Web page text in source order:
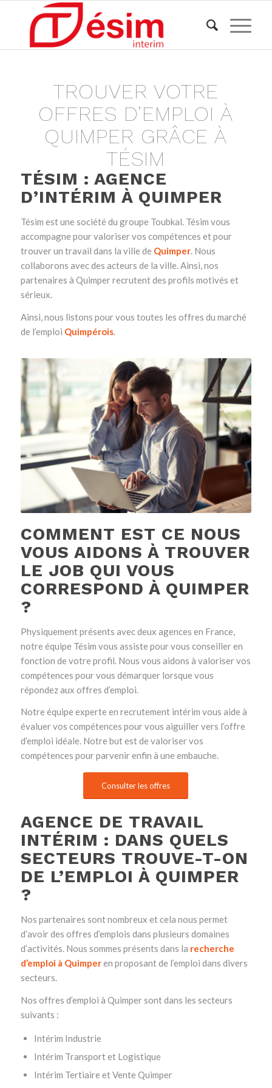
TROUVER VOTRE
OFFRES D’EMPLOI À
QUIMPER GRÂCE À
TÉSIM
TÉSIM : AGENCE
D’INTÉRIM À QUIMPER
Tésim est une société du groupe Toubkal. Tésim vous
accompagne pour valoriser vos compétences et pour
trouver un travail dans la ville de Quimper. Nous
collaborons avec des acteurs de la ville. Ainsi, nos
partenaires à Quimper recrutent des profils motivés et
sérieux.
Ainsi, nous listons pour vous toutes les offres du marché
de l’emploi Quimpérois.
COMMENT EST CE NOUS
VOUS AIDONS À TROUVER
LE JOB QUI VOUS
CORRESPOND À QUIMPER
?
Physiquement présents avec deux agences en France,
notre équipe Tésim vous assiste pour vous conseiller en
fonction de votre profil. Nous vous aidons à valoriser vos
compétences pour vous démarquer lorsque vous
répondez aux offres d’emploi.
Notre équipe experte en recrutement intérim vous aide à
évaluer vos compétences pour vous aiguiller vers l’offre
d’emploi idéale. Notre but est de valoriser vos
compétences pour parvenir enfin à une embauche.
Consulter les offres
AGENCE DE TRAVAIL
INTÉRIM : DANS QUELS
SECTEURS TROUVE-T-ON
DE L’EMPLOI À QUIMPER
?
Nos partenaires sont nombreux et cela nous permet
d’avoir des offres d’emplois dans plusieurs domaines
d’activités. Nous sommes présents dans la recherche
d’emploi à Quimperen proposant de l’emploi dans divers
secteurs.
Nos offres d’emploi à Quimper sont dans les secteurs
suivants :
Intérim Industrie
Intérim Transport et Logistique
Intérim Tertiaire et Vente Quimper